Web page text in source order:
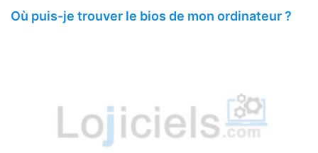
Où puis-je trouver le bios de mon ordinateur ?